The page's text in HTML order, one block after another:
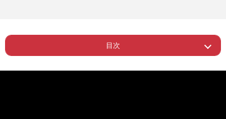
目次
ー エキストラのようなこともやってい